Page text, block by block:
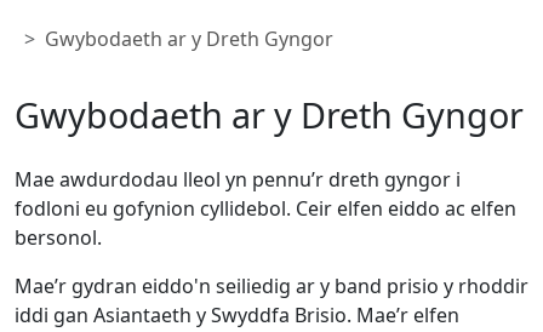
Gwybodaeth ar y Dreth Gyngor
Gwybodaeth ar y Dreth Gyngor
Mae awdurdodau lleol yn pennu’r dreth gyngor i
fodloni eu gofynion cyllidebol. Ceir elfen eiddo ac elfen
bersonol.
Mae’r gydran eiddo'n seiliedig ar y band prisio y rhoddir
iddi gan Asiantaeth y Swyddfa Brisio. Mae’r elfen